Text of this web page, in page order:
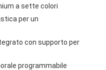
a sette colori
per un
con supporto per
programmabile